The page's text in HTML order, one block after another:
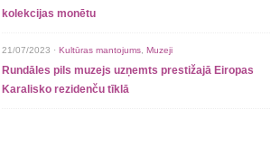
kolekcijas monētu
21/07/2023 · Kultūras mantojums Muzeji
Rundāles pils muzejs uzņemts prestižajā Eiropas
Karalisko rezidenču tīklā